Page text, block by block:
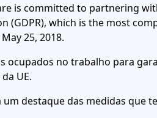
is committed to partnering
(GDPR), which is the most
25, 2018.
ocupados no trabalho para
UE.
um destaque das medidas que